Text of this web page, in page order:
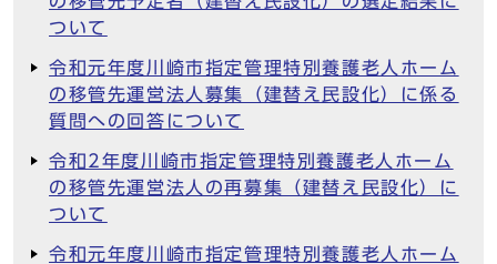
ついて
令和元年度川崎市指定管理特別養護老人ホーム
の移管先運営法人募集（建替え民設化）に係る
質問への回答について
令和2年度川崎市指定管理特別養護老人ホーム
の移管先運営法人の再募集（建替え民設化）に
ついて
令和元年度川崎市指定管理特別養護老人ホーム